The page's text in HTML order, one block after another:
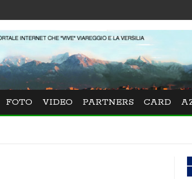
Festival
FOTO VIDEO PARTNERS CARD